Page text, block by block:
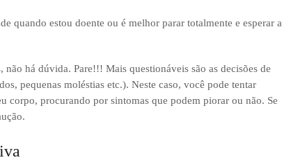
quando estou doente ou é melhor parar totalmente e esperar a
não há dúvida. Pare!!! Mais questionáveis são as decisões de
pequenas moléstias etc.). Neste caso, você pode tentar
corpo, procurando por sintomas que podem piorar ou não. Se